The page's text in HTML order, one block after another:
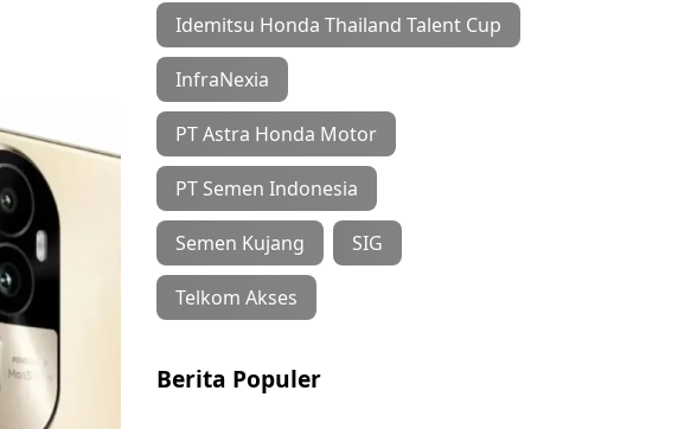
Idemitsu Honda Thailand Talent Cup
InfraNexia
PT Astra Honda Motor
PT Semen Indonesia
Semen Kujang SIG
Telkom Akses
Berita Populer